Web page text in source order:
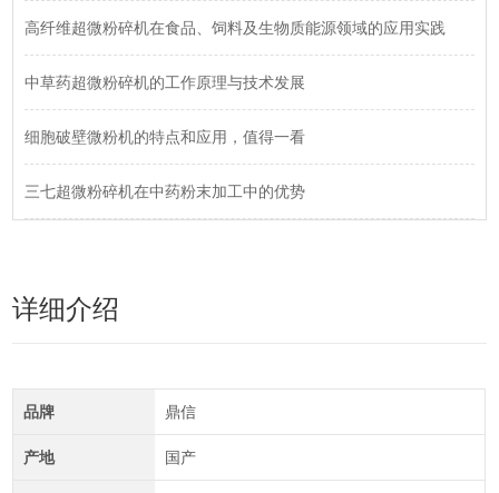
高纤维超微粉碎机在食品、饲料及生物质能源领域的应用实践
中草药超微粉碎机的工作原理与技术发展
细胞破壁微粉机的特点和应用，值得一看
三七超微粉碎机在中药粉末加工中的优势
详细介绍
品牌 鼎信
产地 国产